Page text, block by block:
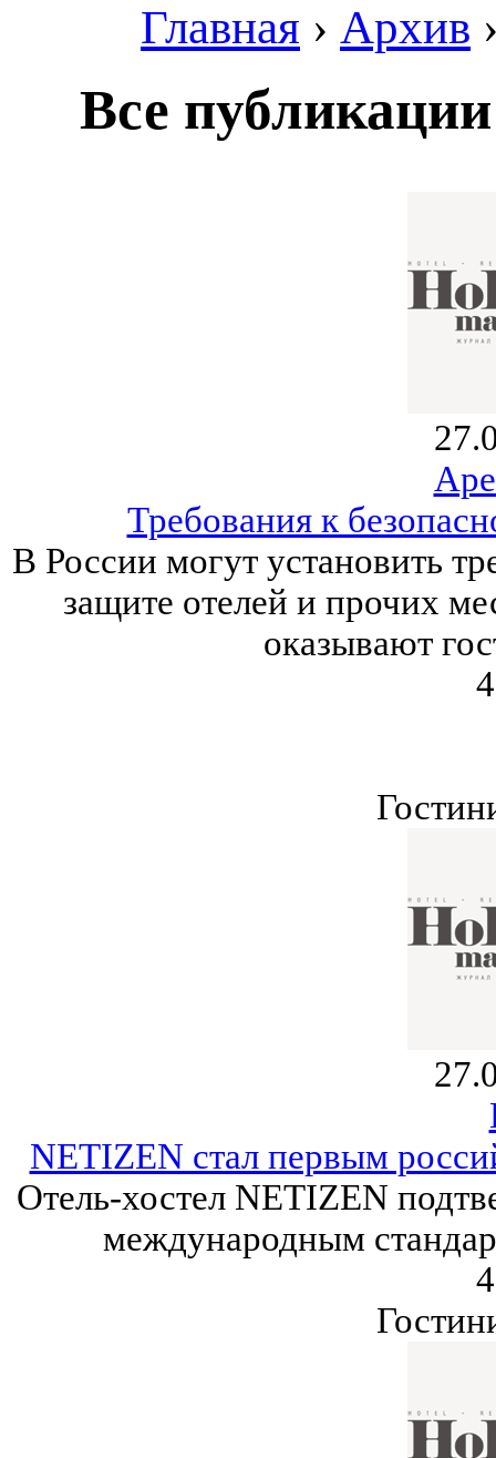
Главная › Архив
Все
Требования к
В России могут установить
защите отелей и прочих
оказывают
NETIZEN стал первым
Отель-хостел NETIZEN
международным